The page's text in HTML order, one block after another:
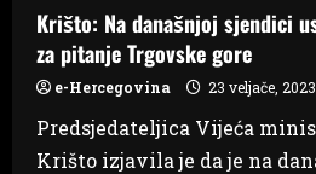
studiju
Sebije
Izetbegović
Krišto: Na današnjoj sjendici
za pitanje Trgovske gore
e-Hercegovina 23 veljače, 2023
Predsjedateljica Vijeća
Krišto izjavila je da je na